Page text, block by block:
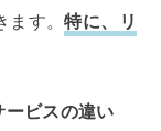
ます。特に、リ
ビスの違い